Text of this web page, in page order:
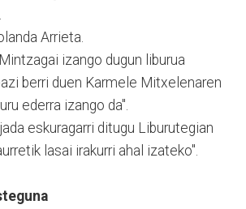
Arrieta.
izango dugun liburua
berri duen Karmele Mitxelenaren
ederra izango da".
eskuragarri ditugu Liburutegian
lasai irakurri ahal izateko".